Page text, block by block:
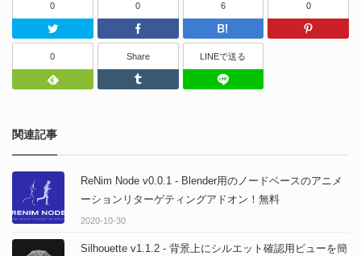
0
Twitter
0
Facebook
6
はてなブッ
0
0
Feedly
Share
Tumblr
LINEで送る
関連記事
ReNim Node v0.0.1 - Blender用のノードベースのアニメ
ーションリターゲティングアドオン！無料
2020-10-30
Silhouette v1.1.2 - 背景上にシルエット確認用ビューを簡